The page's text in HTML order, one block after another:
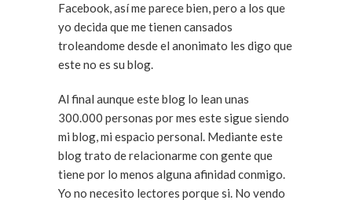
Facebook, así me parece bien, pero a los que
yo decida que me tienen cansados
troleandome desde el anonimato les digo que
este no es su blog.
Al final aunque este blog lo lean unas
300.000 personas por mes este sigue siendo
mi blog, mi espacio personal. Mediante este
blog trato de relacionarme con gente que
tiene por lo menos alguna afinidad conmigo.
Yo no necesito lectores porque si. No vendo